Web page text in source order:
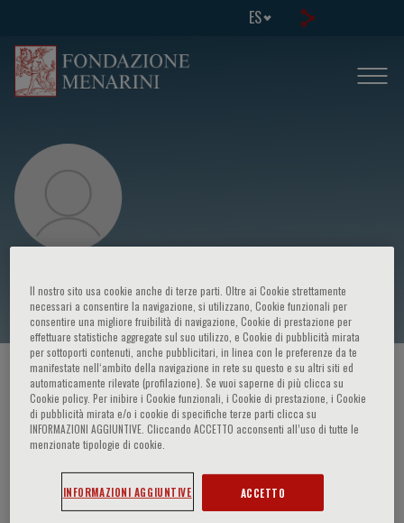
ES
Buddha Basnyat
HOME PAGE / CURSOS Y EVENTOS / ORADOR
Buddha Basnyat
Il nostro sito usa cookie anche di terze parti. Oltre ai Cookie strettamente
necessari a consentire la navigazione, si utilizzano, Cookie funzionali per
consentire una migliore fruibilità di navigazione, Cookie di prestazione per
effettuare statistiche aggregate sul suo utilizzo, e Cookie di pubblicità mirata
per sottoporti contenuti, anche pubblicitari, in linea con le preferenze da te
manifestate nell‘ambito della navigazione in rete su questo e su altri siti ed
automaticamente rilevate (profilazione). Se vuoi saperne di più clicca su
Cookie policy. Per inibire i Cookie funzionali, i Cookie di prestazione, i Cookie
di pubblicità mirata e/o i cookie di specifiche terze parti clicca su
INFORMAZIONI AGGIUNTIVE. Cliccando ACCETTO acconsenti all’uso di tutte le
menzionate tipologie di cookie.
INFORMAZIONI AGGIUNTIVE ACCETTO